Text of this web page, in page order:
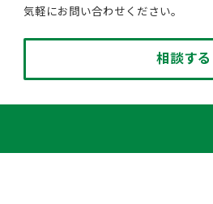
気軽にお問い合わせください。
相談する